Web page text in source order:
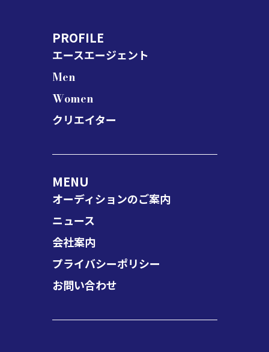
PROFILE
エースエージェント
Men
Women
クリエイター
MENU
オーディションのご案内
ニュース
会社案内
プライバシーポリシー
お問い合わせ